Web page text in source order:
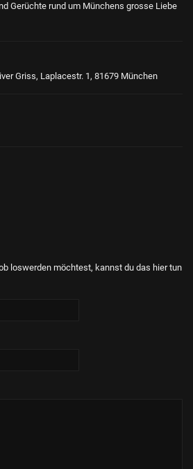
Gerüchte rund um Münchens grosse Liebe
Griss, Laplacestr. 1, 81679 München
loswerden möchtest, kannst du das hier tun